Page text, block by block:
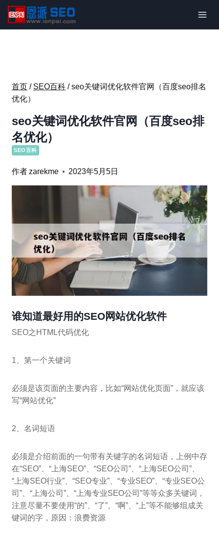
内
首页 / SEO百科 / seo关键词优化软件官网（百度seo排名
优化）
seo关键词优化软件官网（百度seo排
名优化）
SEO百科
作者zarekme 2023年5月5日
谁知道最好用的SEO网站优化软件
SEO之HTML代码优化
1、第一个关键词
必须是该页面的主要内容，比如“网站优化页面”，就应该
写“网站优化”
2、名词短语
必须是介绍前面的一句带有关键字的名词短语，上例中存
在“SEO”、“上海SEO”、“SEO公司”、“上海SEO公司”、
“上海SEO行业”、“SEO专业”、“专业SEO”、“专业SEO公
司”、“上海公司”、“上海专业SEO公司”等等众多关键词，
注意尽量不要使用“的”、“了”、“啊”、“上”等不能够组成关
键词的字，原因：浪费资源